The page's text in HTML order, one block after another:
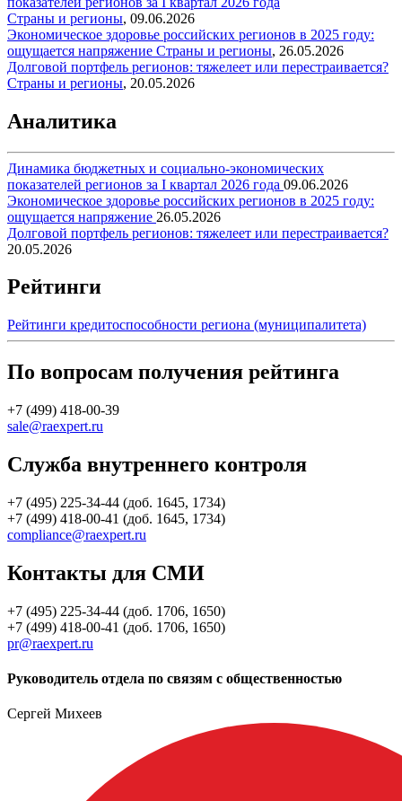
Страны и регионы, 09.06.2026
Экономическое здоровье российских регионов в 2025 году:
ощущается напряжение Страны и регионы, 26.05.2026
Долговой портфель регионов: тяжелеет или перестраивается?
Страны и регионы, 20.05.2026
Аналитика
Динамика бюджетных и социально-экономических
показателей регионов за I квартал 2026 года 09.06.2026
Экономическое здоровье российских регионов в 2025 году:
ощущается напряжение 26.05.2026
Долговой портфель регионов: тяжелеет или перестраивается?
20.05.2026
Рейтинги
Рейтинги кредитоспособности региона (муниципалитета)
По вопросам получения рейтинга
+7 (499) 418-00-39
sale@raexpert.ru
Служба внутреннего контроля
+7 (495) 225-34-44 (доб. 1645, 1734)
+7 (499) 418-00-41 (доб. 1645, 1734)
compliance@raexpert.ru
Контакты для СМИ
+7 (495) 225-34-44 (доб. 1706, 1650)
+7 (499) 418-00-41 (доб. 1706, 1650)
pr@raexpert.ru
Руководитель отдела по связям с общественностью
Сергей Михеев